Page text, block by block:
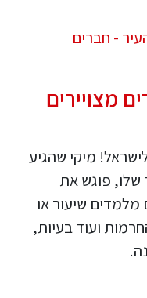
מצויירים
מיקי שהגיע
שלו, פוגש את
שיעור או
ועוד בעיות,